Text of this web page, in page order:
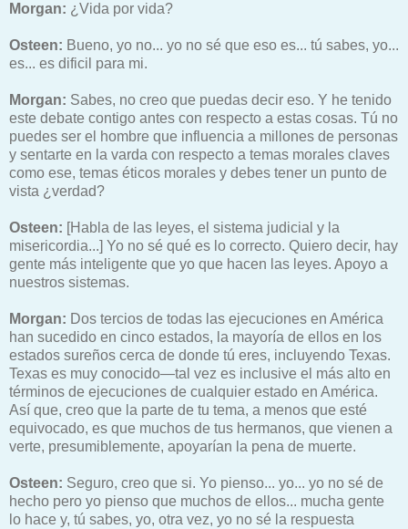
Morgan: ¿Vida por vida?
Osteen: Bueno, yo no... yo no sé que eso es... tú sabes, yo...
es... es dificil para mi.
Morgan: Sabes, no creo que puedas decir eso. Y he tenido
este debate contigo antes con respecto a estas cosas. Tú no
puedes ser el hombre que influencia a millones de personas
y sentarte en la varda con respecto a temas morales claves
como ese, temas éticos morales y debes tener un punto de
vista ¿verdad?
Osteen: [Habla de las leyes, el sistema judicial y la
misericordia...] Yo no sé qué es lo correcto. Quiero decir, hay
gente más inteligente que yo que hacen las leyes. Apoyo a
nuestros sistemas.
Morgan: Dos tercios de todas las ejecuciones en América
han sucedido en cinco estados, la mayoría de ellos en los
estados sureños cerca de donde tú eres, incluyendo Texas.
Texas es muy conocido—tal vez es inclusive el más alto en
términos de ejecuciones de cualquier estado en América.
Así que, creo que la parte de tu tema, a menos que esté
equivocado, es que muchos de tus hermanos, que vienen a
verte, presumiblemente, apoyarían la pena de muerte.
Osteen: Seguro, creo que si. Yo pienso... yo... yo no sé de
hecho pero yo pienso que muchos de ellos... mucha gente
lo hace y, tú sabes, yo, otra vez, yo no sé la respuesta